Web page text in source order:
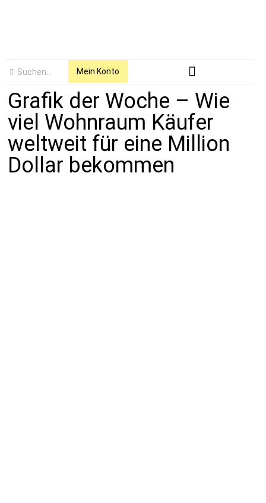
Mein Konto
Grafik der Woche – Wie
viel Wohnraum Käufer
weltweit für eine Million
Dollar bekommen